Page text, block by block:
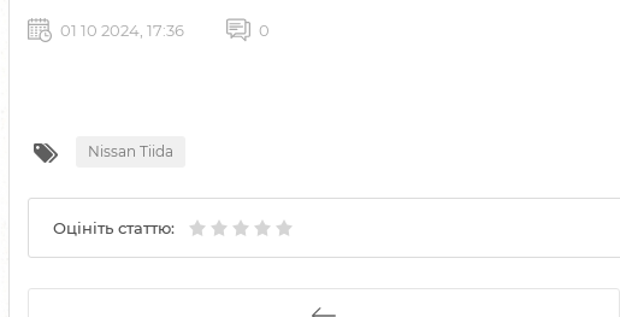
01 10 2024, 17:36 0
Nissan Tiida
Оцініть статтю: